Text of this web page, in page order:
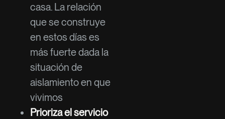
casa. La relación
que se construye
en estos días es
más fuerte dada la
situación de
aislamiento en que
vivimos
Prioriza el servicio